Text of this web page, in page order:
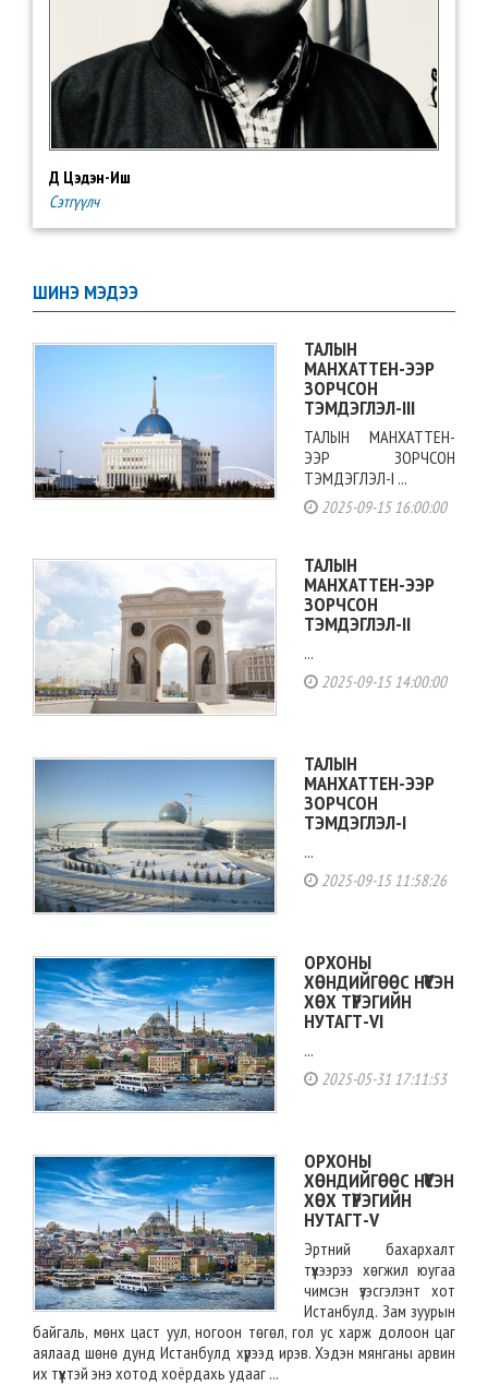
Д Цэдэн-Иш
Сэтгүүлч
ШИНЭ МЭДЭЭ
ТАЛЫН
МАНХАТТЕН-ЭЭР
ЗОРЧСОН
ТЭМДЭГЛЭЛ-III
ТАЛЫН МАНХАТТЕН-
ЭЭР ЗОРЧСОН
ТЭМДЭГЛЭЛ-I ...
2025-09-15 16:00:00
ТАЛЫН
МАНХАТТЕН-ЭЭР
ЗОРЧСОН
ТЭМДЭГЛЭЛ-II
...
2025-09-15 14:00:00
ТАЛЫН
МАНХАТТЕН-ЭЭР
ЗОРЧСОН
ТЭМДЭГЛЭЛ-I
...
2025-09-15 11:58:26
ОРХОНЫ
ХӨНДИЙГӨӨС НҮҮСЭН
ХӨХ ТҮРЭГИЙН
НУТАГТ-VI
...
2025-05-31 17:11:53
ОРХОНЫ
ХӨНДИЙГӨӨС НҮҮСЭН
ХӨХ ТҮРЭГИЙН
НУТАГТ-V
Эртний бахархалт
түүхээрээ хөгжил юугаа
чимсэн үзэсгэлэнт хот
Истанбулд. Зам зуурын
байгаль, мөнх цаст уул, ногоон төгөл, гол ус харж долоон цаг
аялаад шөнө дунд Истанбулд хүрээд ирэв. Хэдэн мянганы арвин
их түүхтэй энэ хотод хоёрдахь удааг ...